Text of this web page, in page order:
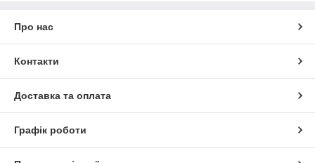
Про нас
Контакти
Доставка та оплата
Графік роботи